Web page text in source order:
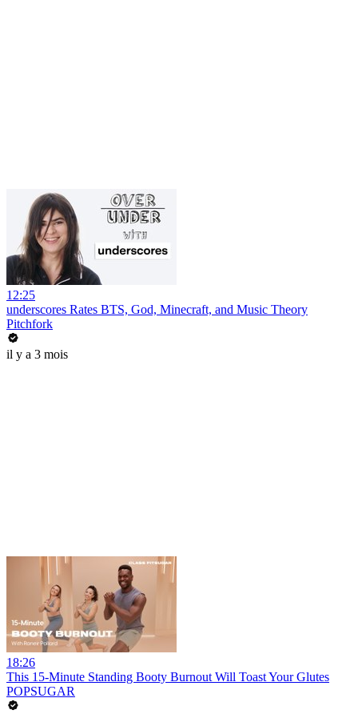
12:25
underscores Rates BTS, God, Minecraft, and Music Theory
Pitchfork
il y a 3 mois
18:26
This 15-Minute Standing Booty Burnout Will Toast Your Glutes
POPSUGAR